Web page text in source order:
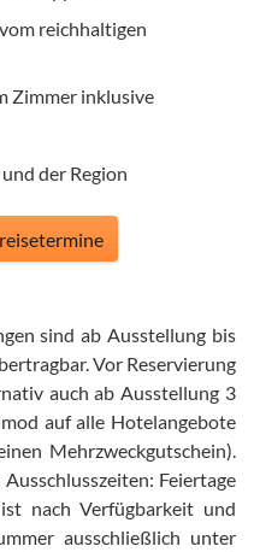
reichhaltigen
Zimmer inklusive
der Region
sind ab Ausstellung bis
. Vor Reservierung
auch ab Ausstellung 3
auf alle Hotelangebote
Mehrzweckgutschein)
Ausschlusszeiten: Feiertage
nach Verfügbarkeit und
ausschließlich unter